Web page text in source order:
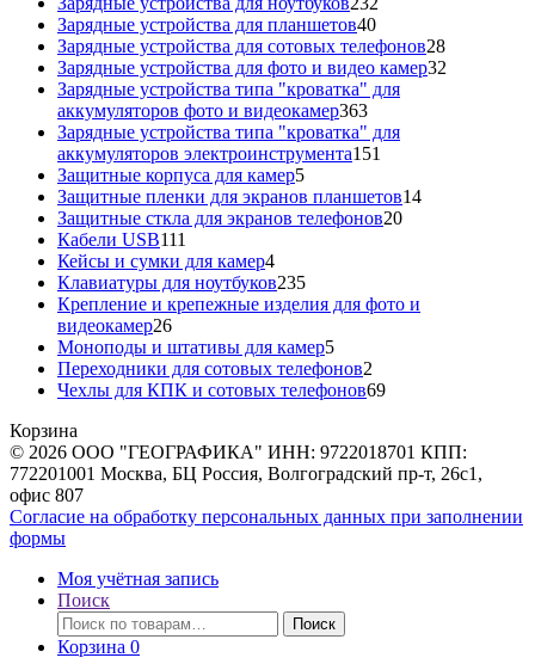
Зарядные устройства для планшетов4040
товаров
Зарядные устройства для сотовых телефонов2828
товаров
Зарядные устройства для фото и видео камер32
Зарядные устройства типа "кроватка" для
аккумуляторов фото и видеокамер363363
товара
Зарядные устройства типа "кроватка" для
аккумуляторов электроинструмента151
Защитные корпуса для камер55
товаров
Защитные пленки для экранов планшетов1414
Защитные сткла для экранов телефонов2020
Кабели USB111
товаров
Кейсы и сумки для камер44
товара
Клавиатуры для ноутбуков235235
товаров
Крепление и крепежные изделия для фото и
видеокамер2626
товаров
Моноподы и штативы для камер55
товаров
Переходники для сотовых телефонов2
товара
Чехлы для КПК и сотовых телефонов6969
Корзина
© 2026 ООО "ГЕОГРАФИКА" ИНН: 9722018701 КПП:
772201001 Москва, БЦ Россия, Волгоградский пр-т, 26с1,
офис 807
Согласие на обработку персональных данных при заполнении
формы
Моя учётная запись
Поиск
Искать:
Поиск
Корзина 0